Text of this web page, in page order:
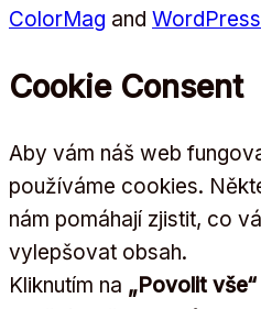
ColorMag and WordPress